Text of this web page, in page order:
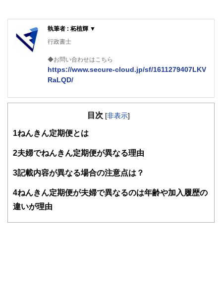
執筆者 : 柘植輝 ▼
行政書士
◆お問い合わせはこちら
https://www.secure-cloud.jp/sf/1611279407LKV
RaLQD/
２級ファイナンシャルプランナー
活かして活動を始める。
する傍ら、フリーライターとして精力的に活動中。広範な知
目次 [非表示]
1ねんきん定期便とは
2夫婦でねんきん定期便が異なる理由
3記載内容が異なる場合の注意点は？
4ねんきん定期便が夫婦で異なるのは年齢や加入履歴の
違いが理由